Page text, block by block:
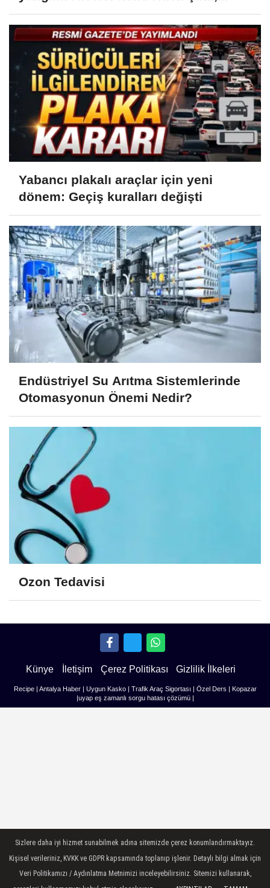
Yabancı plakalı araçlar için yeni
dönem: Geçiş kuralları değişti
Endüstriyel Su Arıtma Sistemlerinde
Otomasyonun Önemi Nedir?
Ozon Tedavisi
Künye İletişim Çerez Politikası Gizlilik İlkeleri
Recipe| Antalya Haber| Uygun Kasko| Trafik Araç Sigortası Özel Ders
Kopazar
uyap eş zamanlı sorgu hatası çözümü|
Sizlere daha iyi hizmet sunabilmek adına sitemizde çerez konumlandırmaktayız.
Kişisel verileriniz, KVKK ve GDPR kapsamında toplanıp işlenir. Detaylı bilgi almak için
Veri Politikamızı / Aydınlatma Metnimizi inceleyebilirsiniz. Sitemizi kullanarak,